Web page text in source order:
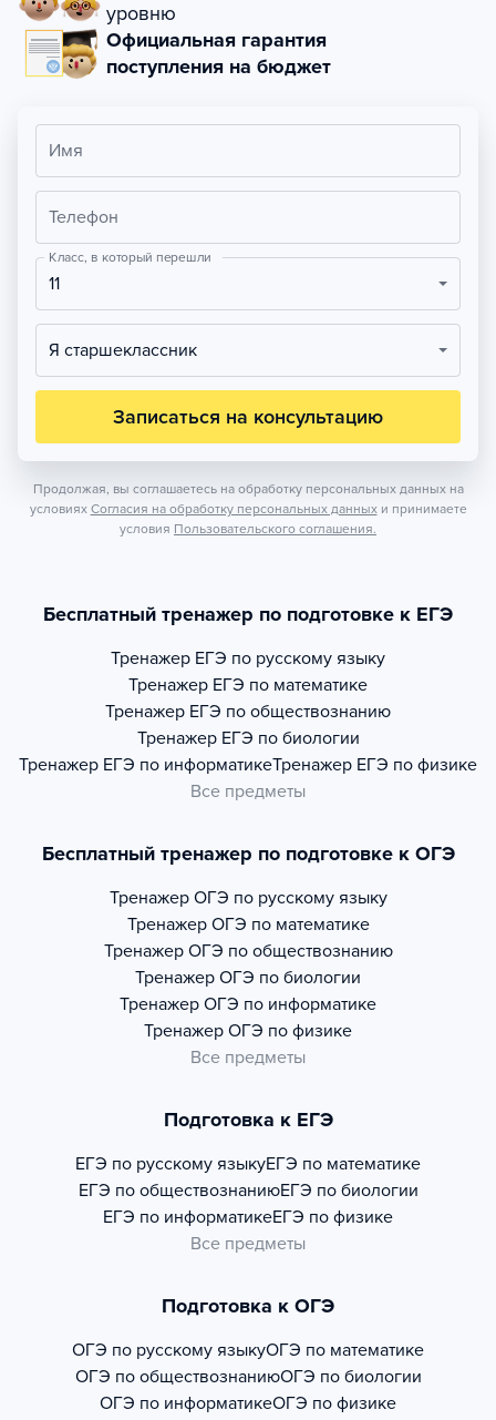
уровню
Официальная гарантия
поступления на бюджет
Имя
Телефон
Класс, в который перешли
11
Я старшеклассник
Записаться на консультацию
Продолжая, вы соглашаетесь на обработку персональных данных на
условиях Согласия на обработку персональных данных и принимаете
условия Пользовательского соглашения.
Бесплатный тренажер по подготовке к ЕГЭ
Тренажер ЕГЭ по русскому языку
Тренажер ЕГЭ по математике
Тренажер ЕГЭ по обществознанию
Тренажер ЕГЭ по биологии
Тренажер ЕГЭ по информатикеТренажер ЕГЭ по физике
Все предметы
Бесплатный тренажер по подготовке к ОГЭ
Тренажер ОГЭ по русскому языку
Тренажер ОГЭ по математике
Тренажер ОГЭ по обществознанию
Тренажер ОГЭ по биологии
Тренажер ОГЭ по информатике
Тренажер ОГЭ по физике
Все предметы
Подготовка к ЕГЭ
ЕГЭ по русскому языкуЕГЭ по математике
ЕГЭ по обществознаниюЕГЭ по биологии
ЕГЭ по информатикеЕГЭ по физике
Все предметы
Подготовка к ОГЭ
ОГЭ по русскому языкуОГЭ по математике
ОГЭ по обществознаниюОГЭ по биологии
ОГЭ по информатикеОГЭ по физике